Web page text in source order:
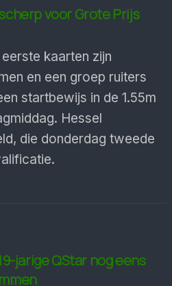
voor Grote Prijs
kaarten zijn
en een groep ruiters
startbewijs in de 1.55m
Hessel
die donderdag tweede
jarige QStar nog eens